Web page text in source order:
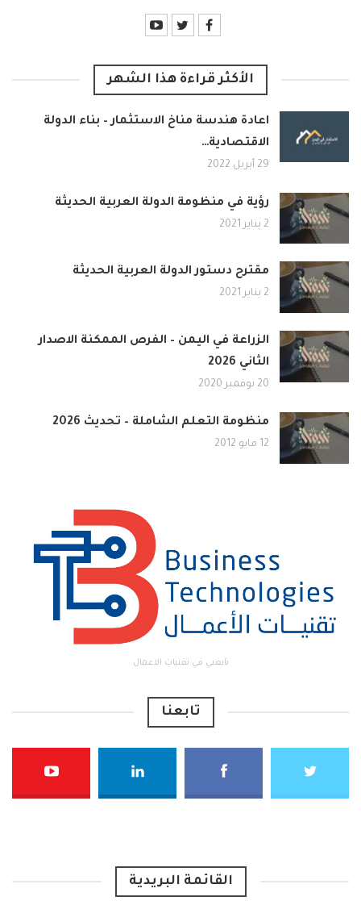
الأكثر قراءة هذا الشهر
اعادة هندسة مناخ الاستثمار – بناء الدولة
الاقتصادية…
29 أبريل 2022
رؤية في منظومة الدولة العربية الحديثة
2 يناير 2021
مقترح دستور الدولة العربية الحديثة
2 يناير 2021
الزراعة في اليمن – الفرص الممكنة الاصدار
الثاني 2026
20 نوفمبر 2020
منظومة التعلم الشاملة – تحديث 2026
12 مايو 2012
تابعني في تقنيات الاعمال
تابعنا
القائمة البريدية